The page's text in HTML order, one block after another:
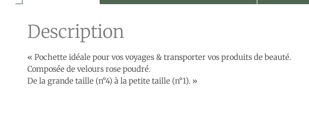
Description
« Pochette idéale pour vos voyages & transporter vos produits de beauté.
Composée de velours rose poudré.
De la grande taille (n°4) à la petite taille (n°1). »